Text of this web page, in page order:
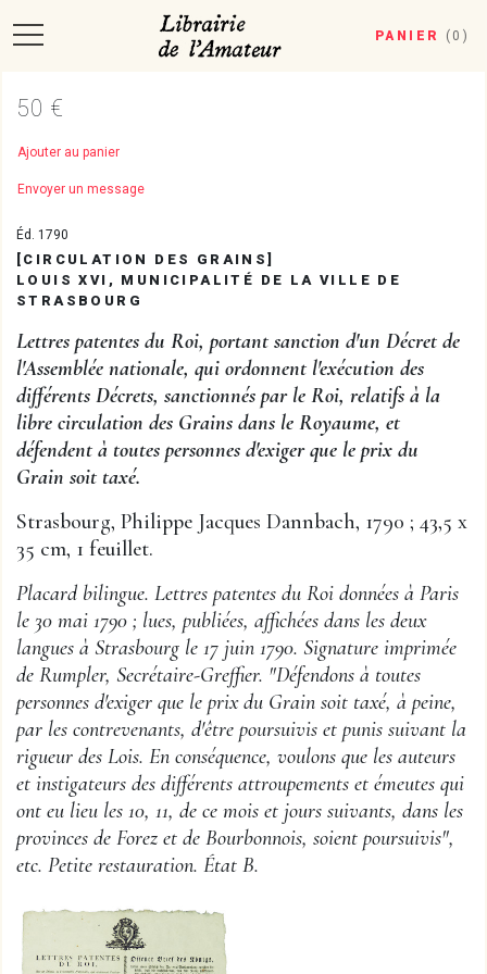
PANIER ( 0 )
50 €
Ajouter au panier
Envoyer un message
Éd. 1790
[CIRCULATION DES GRAINS]
LOUIS XVI, MUNICIPALITÉ DE LA VILLE DE
STRASBOURG
Lettres patentes du Roi, portant sanction d'un Décret de
l'Assemblée nationale, qui ordonnent l'exécution des
différents Décrets, sanctionnés par le Roi, relatifs à la
libre circulation des Grains dans le Royaume, et
défendent à toutes personnes d'exiger que le prix du
Grain soit taxé.
Strasbourg, Philippe Jacques Dannbach, 1790 ; 43,5 x
35 cm, 1 feuillet.
Placard bilingue. Lettres patentes du Roi données à Paris
le 30 mai 1790 ; lues, publiées, affichées dans les deux
langues à Strasbourg le 17 juin 1790. Signature imprimée
de Rumpler, Secrétaire-Greffier. "Défendons à toutes
personnes d'exiger que le prix du Grain soit taxé, à peine,
par les contrevenants, d'être poursuivis et punis suivant la
rigueur des Lois. En conséquence, voulons que les auteurs
et instigateurs des différents attroupements et émeutes qui
ont eu lieu les 10, 11, de ce mois et jours suivants, dans les
provinces de Forez et de Bourbonnois, soient poursuivis",
etc. Petite restauration. État B.